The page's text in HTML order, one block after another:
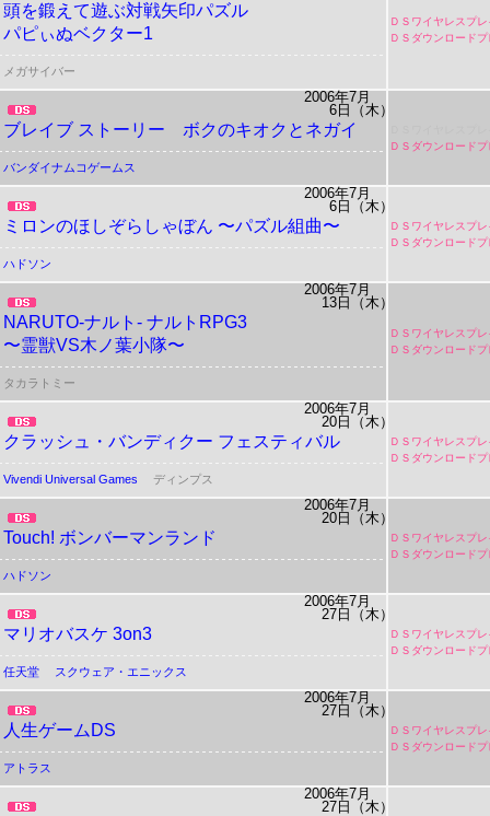
頭を鍛えて遊ぶ対戦矢印パズル
パピぃぬベクター1
ＤＳワイヤレスプ
ＤＳダウンロード
メガサイバー
2006年7月
6日（木）
ブレイブ ストーリー ボクのキオクとネガイ
ＤＳダウンロード
バンダイナムコゲームス
2006年7月
6日（木）
ミロンのほしぞらしゃぼん 〜パズル組曲〜
ＤＳワイヤレスプ
ＤＳダウンロード
ハドソン
2006年7月
13日（木）
NARUTO-ナルト- ナルトRPG3
〜霊獣VS木ノ葉小隊〜
ＤＳワイヤレスプ
ＤＳダウンロード
タカラトミー
2006年7月
20日（木）
クラッシュ・バンディクー フェスティバル
ＤＳワイヤレスプ
ＤＳダウンロード
Vivendi Universal Games
ディンプス
2006年7月
20日（木）
Touch! ボンバーマンランド
ＤＳワイヤレスプ
ＤＳダウンロード
ハドソン
2006年7月
27日（木）
マリオバスケ 3on3
ＤＳワイヤレスプ
ＤＳダウンロード
任天堂
スクウェア・エニックス
2006年7月
27日（木）
人生ゲームDS
ＤＳワイヤレスプ
ＤＳダウンロード
アトラス
2006年7月
27日（木）